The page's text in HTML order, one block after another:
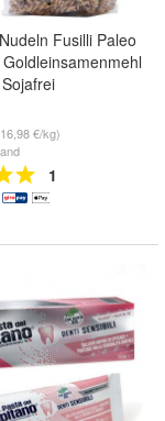
Fusilli Paleo
€/kg)
1